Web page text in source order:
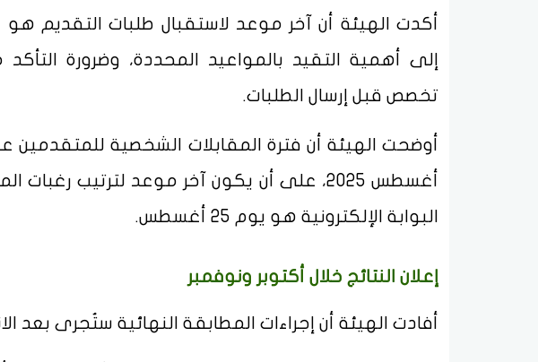
إلى أهمية التقيد بالمواعيد المحددة، وضرورة
تخصص قبل إرسال الطلبات.
أغسطس 2025، على أن يكون آخر موعد لترتيب
البوابة الإلكترونية هو يوم 25 أغسطس.
إعلان النتائج خلال أكتوبر ونوفمبر
أفادت الهيئة أن إجراءات المطابقة النهائية ستُجرى بعد